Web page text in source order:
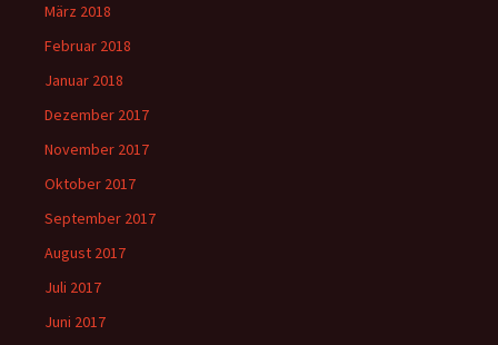
März 2018
Februar 2018
Januar 2018
Dezember 2017
November 2017
Oktober 2017
September 2017
August 2017
Juli 2017
Juni 2017